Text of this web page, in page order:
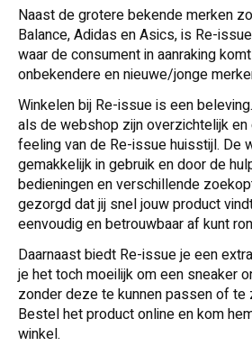
Naast de grotere bekende merken
Balance, Adidas en Asics, is Re-
waar de consument in aanraking
onbekendere en nieuwe/jonge
Winkelen bij Re-issue is een
als de webshop zijn overzichtelijk en
feeling van de Re-issue huisstijl. De
gemakkelijk in gebruik en door de
bedieningen en verschillende
gezorgd dat jij snel jouw product
eenvoudig en betrouwbaar af kunt
Daarnaast biedt Re-issue je een
je het toch moeilijk om een sneaker
zonder deze te kunnen passen of te
Bestel het product online en kom
winkel.